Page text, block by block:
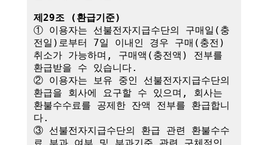
제29조 (환급기준)
① 이용자는 선불전자지급수단의 구매일(충
전일)로부터 7일 이내인 경우 구매(충전)
취소가 가능하며, 구매액(충전액) 전부를
환급받을 수 있습니다.
② 이용자는 보유 중인 선불전자지급수단의
환급을 회사에 요구할 수 있으며, 회사는
환불수수료를 공제한 잔액 전부를 환급합니
다.
③ 선불전자지급수단의 환급 관련 환불수수